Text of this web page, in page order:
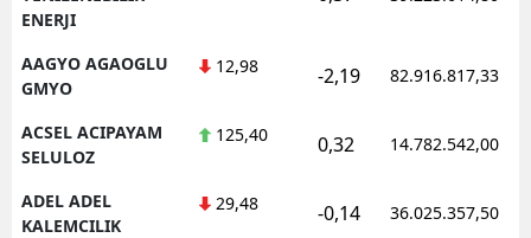
ENERJI
AAGYO AGAOGLU
GMYO
12,98 -2,19 82.916.817,33
ACSEL ACIPAYAM
SELULOZ
125,40 0,32 14.782.542,00
ADEL ADEL
KALEMCILIK
29,48 -0,14 36.025.357,50